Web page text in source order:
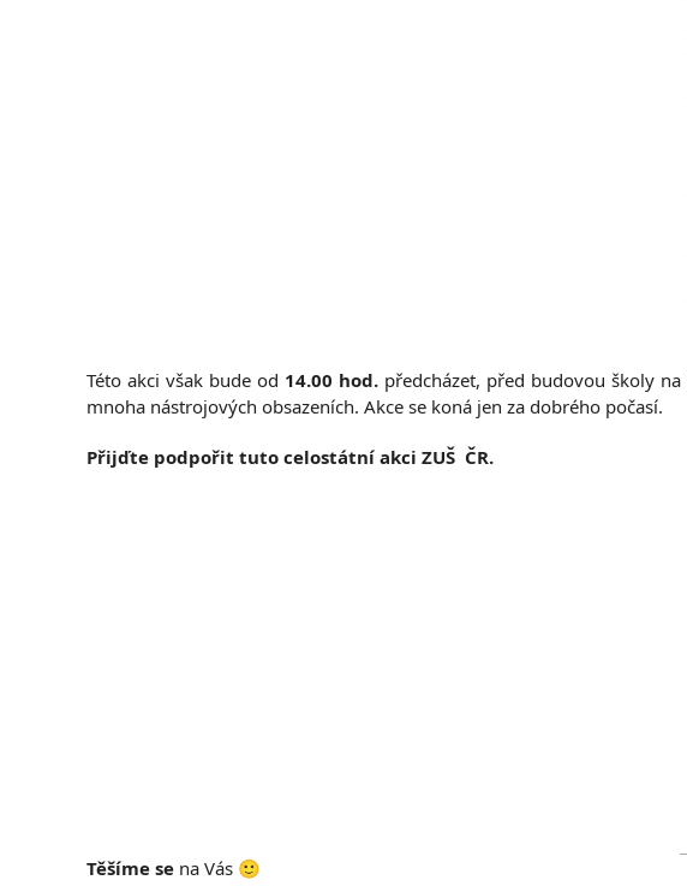
Této akci však bude od 14.00 hod. předcházet, před budovou školy
mnoha nástrojových obsazeních. Akce se koná jen za dobrého počasí.
Přijďte podpořit tuto celostátní akci ZUŠ ČR.
Těšíme se na Vás 🙂